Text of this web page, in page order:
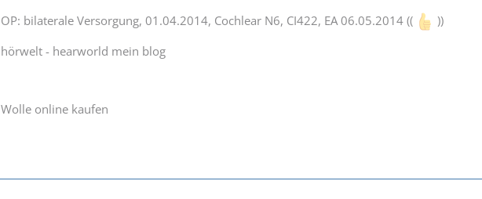
OP: bilaterale Versorgung, 01.04.2014, Cochlear N6, CI422, EA 06.05.2014 ((
))
hörwelt - hearworld mein blog
Wolle online kaufen